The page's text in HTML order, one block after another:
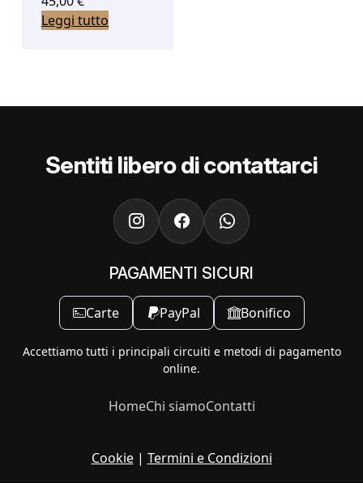
Leggi tutto
Sentiti libero di contattarci
PAGAMENTI SICURI
Carte PayPal Bonifico
Accettiamo tutti i principali circuiti e metodi di pagamento
online.
HomeChi siamoContatti
Cookie| Termini e Condizioni